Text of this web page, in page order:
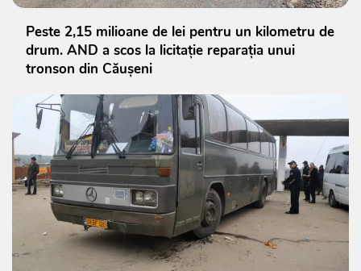
Peste 2,15 milioane de lei pentru un kilometru de
drum. AND a scos la licitație reparația unui
tronson din Căușeni